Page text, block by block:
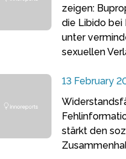
zeigen:
die Libido bei
unter
sexuellen
13 February
stärkt den